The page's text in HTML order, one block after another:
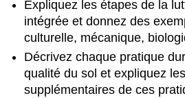
Expliquez les étapes de la
intégrée et donnez des
culturelle, mécanique,
Décrivez chaque pratique
qualité du sol et expliquez
supplémentaires de ces